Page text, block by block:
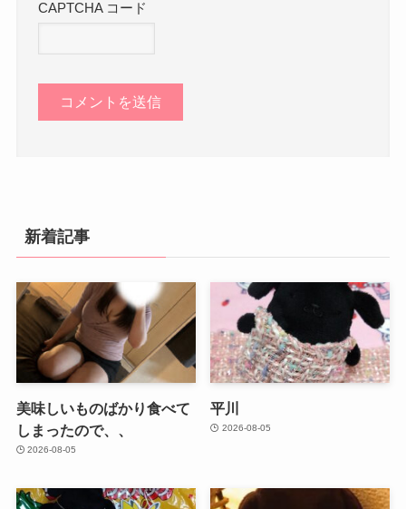
CAPTCHA コード
新着記事
美味しいものばかり食べて
しまったので、、
2026-08-05
平川
2026-08-05